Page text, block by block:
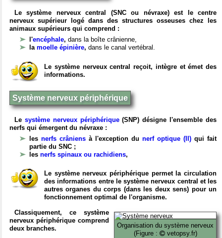
Le système nerveux central (SNC ou névraxe) est le centre
nerveux supérieur logé dans des structures osseuses chez les
animaux supérieurs qui comprend :
l'encéphale, dans la boîte crânienne,
la moelle épinière, dans le canal vertébral.
Le système nerveux central reçoit, intègre et émet des
informations.
Système nerveux périphérique
Le système nerveux périphérique(SNP) désigne l'ensemble des
nerfs qui émergent du névraxe :
les nerfs crâniens à l'exception du nerf optique (II) qui fait
partie du SNC ;
les nerfs spinaux ou rachidiens,
Le système nerveux périphérique permet la circulation
des informations entre le système nerveux central et les
autres organes du corps (dans les deux sens) pour un
fonctionnement optimal de l'organisme.
Organisation du système nerveux
(Figure :
vetopsy.fr)
Classiquement, ce système
nerveux périphérique comprend
deux branches.